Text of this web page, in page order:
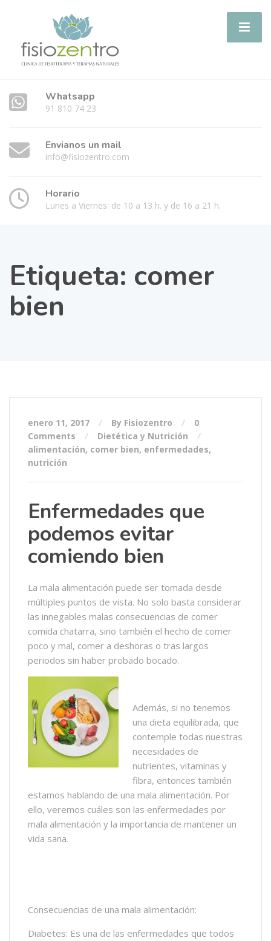
Whatsapp
91 810 74 23
Envianos un mail
info@fisiozentro.com
Horario
Lunes a Viernes: de 10 a 13 h. y de 16 a 21 h.
Etiqueta: comer
bien
enero 11, 2017 By Fisiozentro
0
Comments
Dietética y Nutrición
alimentación, comer bien, enfermedades,
nutrición
Enfermedades que
podemos evitar
comiendo bien
La mala alimentación puede ser tomada desde
múltiples puntos de vista. No solo basta considerar
las innegables malas consecuencias de comer
comida chatarra, sino también el hecho de comer
poco y mal, comer a deshoras o tras largos
periodos sin haber probado bocado.
Además, si no tenemos
una dieta equilibrada, que
contemple todas nuestras
necesidades de
nutrientes, vitaminas y
fibra, entonces también
estamos hablando de una mala alimentación. Por
ello, veremos cuáles son las enfermedades por
mala alimentación y la importancia de mantener un
vida sana.
Consecuencias de una mala alimentación:
Diabetes: Es una de las enfermedades que todos